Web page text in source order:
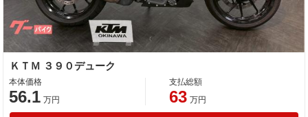
ＫＴＭ ３９０デューク
本体価格
56.1 万円
支払総額
63 万円